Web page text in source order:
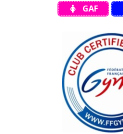
GAF